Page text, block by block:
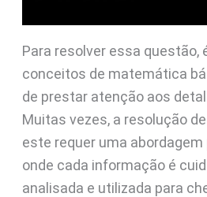
Para resolver essa questão,
conceitos de matemática
de prestar atenção aos
Muitas vezes, a resolução
este requer uma
onde cada informação é
analisada e utilizada para